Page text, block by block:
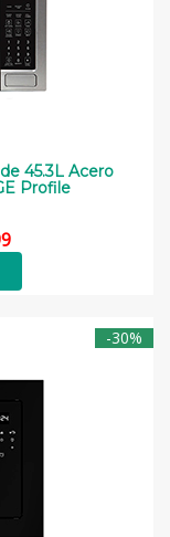
45.3L Acero
Profile
-30%